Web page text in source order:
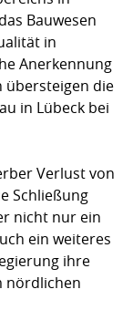
Bauwesen
in
Anerkennung
übersteigen die
in Lübeck bei
Verlust von
Schließung
nicht nur ein
ein weiteres
ihre
nördlichen